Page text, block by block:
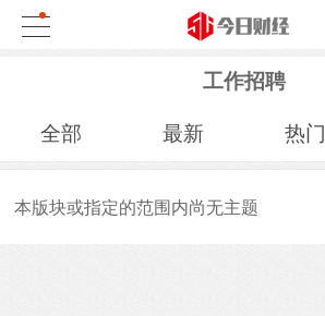
工作招聘
全部 最新 热门
本版块或指定的范围内尚无主题